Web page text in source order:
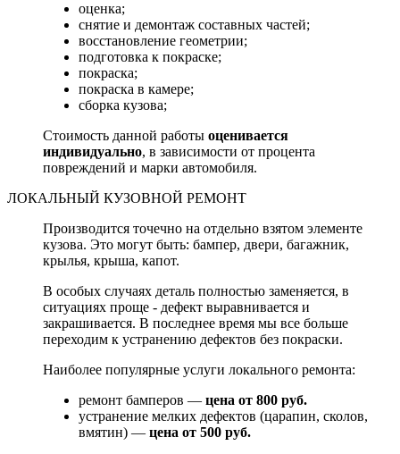
оценка;
снятие и демонтаж составных частей;
восстановление геометрии;
подготовка к покраске;
покраска;
покраска в камере;
сборка кузова;
Стоимость данной работы оценивается
индивидуально, в зависимости от процента
повреждений и марки автомобиля.
ЛОКАЛЬНЫЙ КУЗОВНОЙ РЕМОНТ
Производится точечно на отдельно взятом элементе
кузова. Это могут быть: бампер, двери, багажник,
крылья, крыша, капот.
В особых случаях деталь полностью заменяется, в
ситуациях проще - дефект выравнивается и
закрашивается. В последнее время мы все больше
переходим к устранению дефектов без покраски.
Наиболее популярные услуги локального ремонта:
ремонт бамперов — цена от 800 руб.
устранение мелких дефектов (царапин, сколов,
вмятин) — цена от 500 руб.